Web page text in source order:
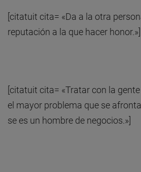
[citatuit cita= «Da a la otra
reputación a la que hacer honor.»]
[citatuit cita= «Tratar con la
el mayor problema que se
se es un hombre de negocios.»]